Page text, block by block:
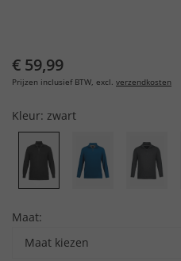
€ 59,99
Prijzen inclusief BTW, excl. verzendkosten
Kleur: zwart
Maat:
Maat kiezen